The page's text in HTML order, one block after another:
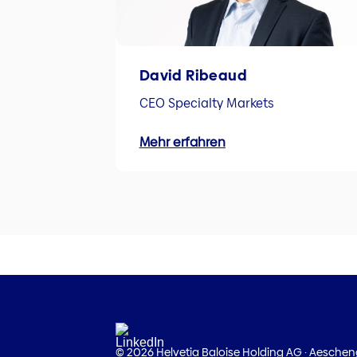
David Ribeaud
CEO Specialty Markets
Mehr erfahren
© 2026 Helvetia Baloise Holding AG·